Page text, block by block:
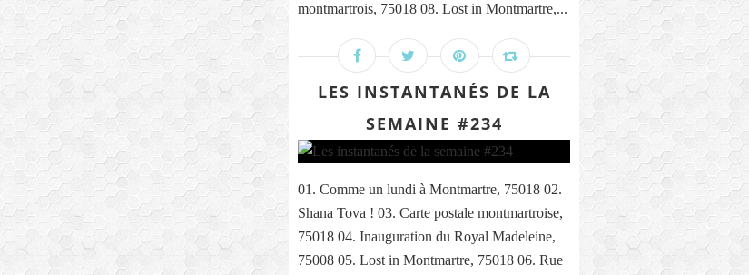
montmartrois, 75018 08. Lost in Montmartre,...
LES INSTANTANÉS DE LA
SEMAINE #234
01. Comme un lundi à Montmartre, 75018 02.
Shana Tova ! 03. Carte postale montmartroise,
75018 04. Inauguration du Royal Madeleine,
75008 05. Lost in Montmartre, 75018 06. Rue